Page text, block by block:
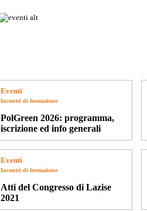
Eventi
Incontri di formazione
PolGreen 2026: programma,
iscrizione ed info generali
Eventi
Incontri di formazione
Atti del Congresso di Lazise
2021